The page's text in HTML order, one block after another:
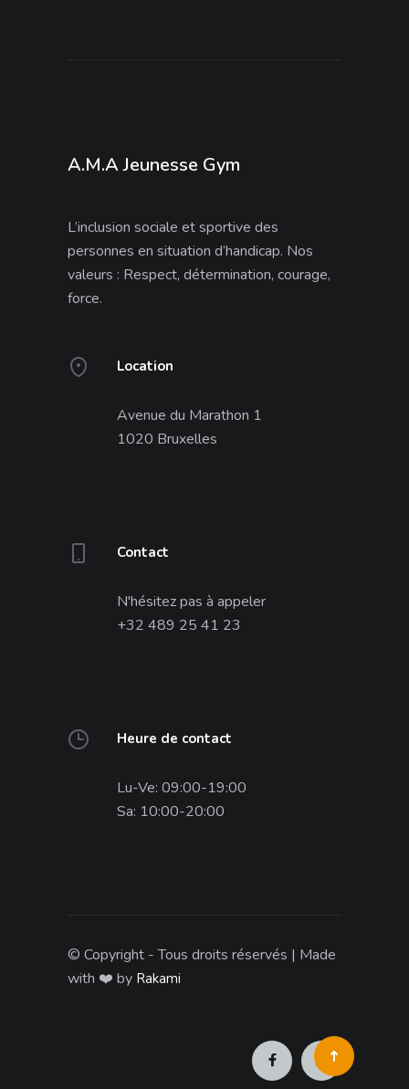
A.M.A Jeunesse Gym
L’inclusion sociale et sportive des
personnes en situation d’handicap. Nos
valeurs : Respect, détermination, courage,
force.
Location
Avenue du Marathon 1
1020 Bruxelles
Contact
N'hésitez pas à appeler
+32 489 25 41 23
Heure de contact
Lu-Ve: 09:00-19:00
Sa: 10:00-20:00
© Copyright - Tous droits réservés | Made
with ❤️ by Rakami